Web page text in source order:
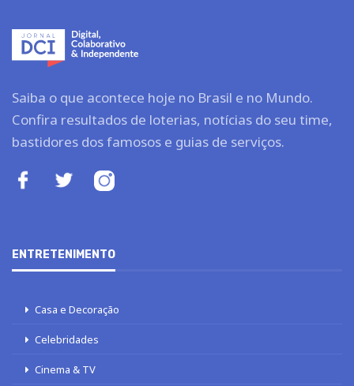
Saiba o que acontece hoje no Brasil e no Mundo.
Confira resultados de loterias, notícias do seu time,
bastidores dos famosos e guias de serviços.
ENTRETENIMENTO
Casa e Decoração
Celebridades
Cinema & TV